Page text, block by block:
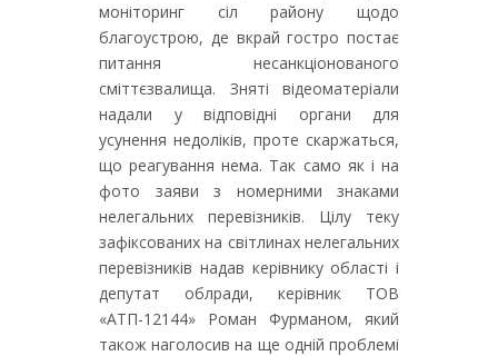
моніторинг сіл району щодо
благоустрою, де вкрай гостро постає
питання несанкціонованого
сміттєзвалища. Зняті відеоматеріали
надали у відповідні органи для
усунення недоліків, проте скаржаться,
що реагування нема. Так само як і на
фото заяви з номерними знаками
нелегальних перевізників. Цілу теку
зафіксованих на світлинах нелегальних
перевізників надав керівнику області і
депутат облради, керівник ТОВ
«АТП-12144» Роман Фурманом, який
також наголосив на ще одній проблемі